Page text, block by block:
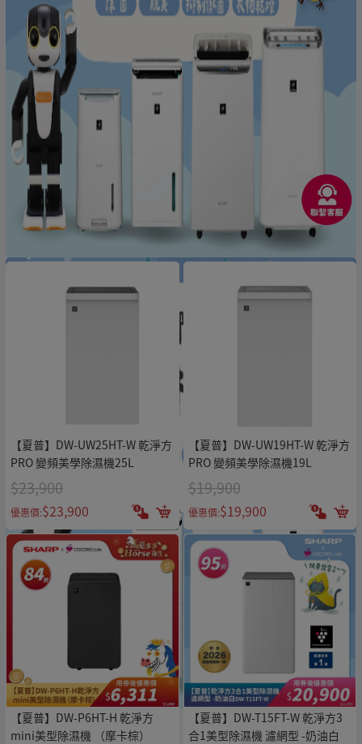
【夏普】DW-UW25HT-W 乾淨方
PRO 變頻美學除濕機25L
$23,900
優惠價:$23,900
【夏普】DW-UW19HT-W 乾淨方
PRO 變頻美學除濕機19L
$19,900
優惠價:$19,900
【夏普】DW-P6HT-H 乾淨方
mini美型除濕機 （摩卡棕）
【夏普】DW-T15FT-W 乾淨方3
合1美型除濕機 濾網型 -奶油白